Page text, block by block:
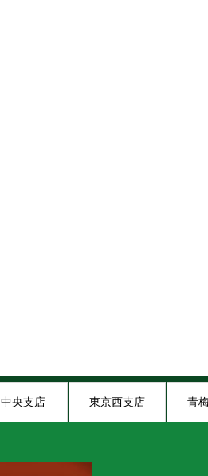
中央支店 東京西支店 青